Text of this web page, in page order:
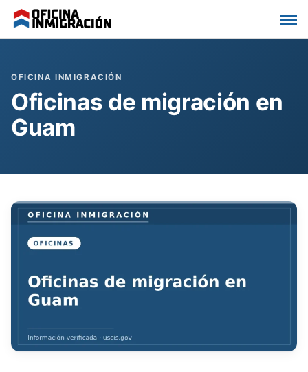
Saltar
contenido
Oficinas de migración en
Guam